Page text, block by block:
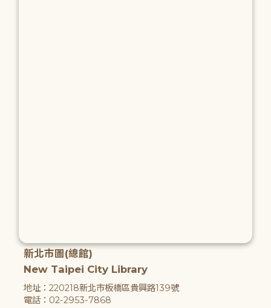
新北市圖(總館)
New Taipei City Library
地址：220218新北市板橋區貴興路139號
電話：02-2953-7868